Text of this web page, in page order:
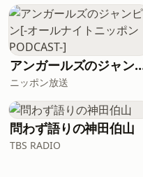
アンガールズのジャンピン[-オ
ニッポン放送
問わず語りの神田伯山
TBS RADIO